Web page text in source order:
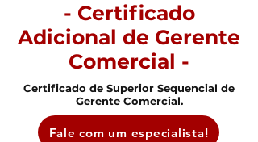
- Certificado
Adicional de Gerente
Comercial -
Certificado de Superior Sequencial de
Gerente Comercial.
Fale com um especialista!